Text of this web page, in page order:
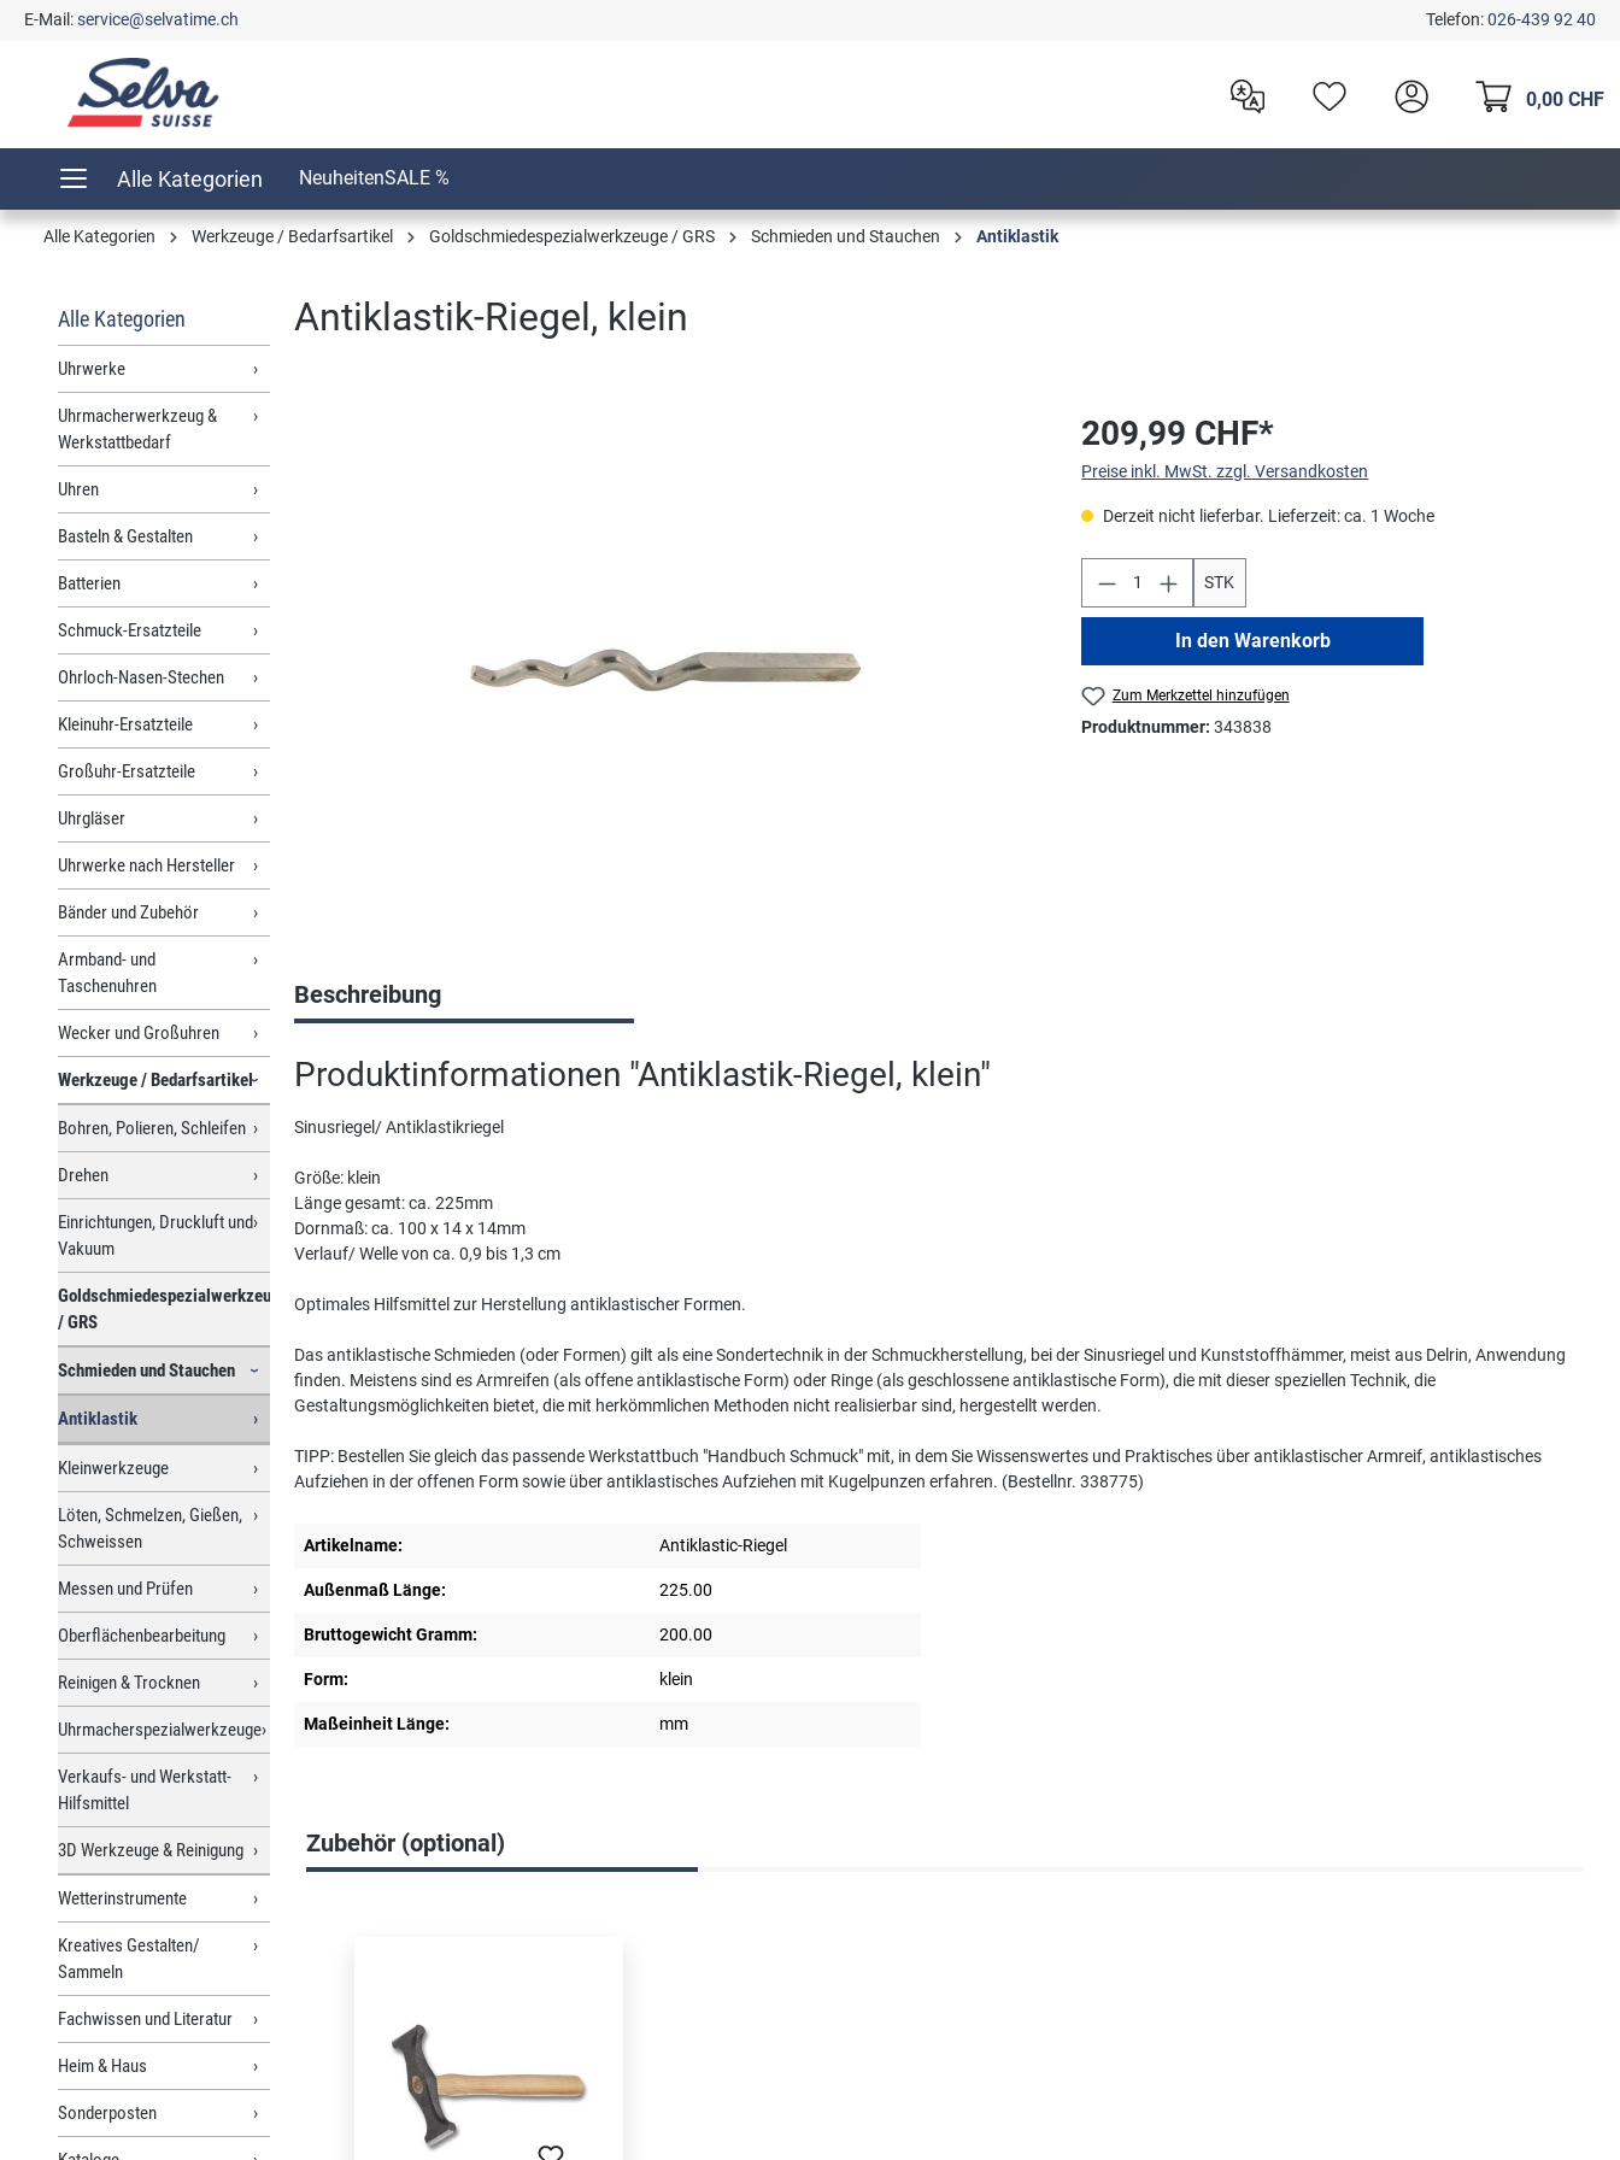
Zur Hauptnavigation springen
E-Mail:service@selvatime.ch Telefon:026-439 92 40
0,00 CHF
Alle Kategorien NeuheitenSALE %
Alle Kategorien Werkzeuge / Bedarfsartikel Goldschmiedespezialwerkzeuge / GRS Schmieden und Stauchen Antiklastik
Alle Kategorien
Uhrwerke
Uhrmacherwerkzeug &
Werkstattbedarf
Uhren
Basteln & Gestalten
Batterien
Schmuck-Ersatzteile
Ohrloch-Nasen-Stechen
Kleinuhr-Ersatzteile
Großuhr-Ersatzteile
Uhrgläser
Uhrwerke nach Hersteller
Bänder und Zubehör
Armband- und
Taschenuhren
Wecker und Großuhren
Werkzeuge / Bedarfsartikel
Bohren, Polieren, Schleifen
Drehen
Einrichtungen, Druckluft und
Vakuum
Goldschmiedespezialwerkzeuge
/ GRS
Schmieden und Stauchen
Antiklastik
Kleinwerkzeuge
Löten, Schmelzen, Gießen,
Schweissen
Messen und Prüfen
Oberflächenbearbeitung
Reinigen & Trocknen
Uhrmacherspezialwerkzeuge
Verkaufs- und Werkstatt-
Hilfsmittel
3D Werkzeuge & Reinigung
Wetterinstrumente
Kreatives Gestalten/
Sammeln
Fachwissen und Literatur
Heim & Haus
Sonderposten
Antiklastik-Riegel, klein
209,99 CHF*
Preise inkl. MwSt. zzgl. Versandkosten
Derzeit nicht lieferbar. Lieferzeit: ca. 1 Woche
STK
In den Warenkorb
Zum Merkzettel hinzufügen
Produktnummer:343838
Beschreibung
Produktinformationen "Antiklastik-Riegel, klein"
Sinusriegel/ Antiklastikriegel
Größe: klein
Länge gesamt: ca. 225mm
Dornmaß: ca. 100 x 14 x 14mm
Verlauf/ Welle von ca. 0,9 bis 1,3 cm
Optimales Hilfsmittel zur Herstellung antiklastischer Formen.
Das antiklastische Schmieden (oder Formen) gilt als eine Sondertechnik in der Schmuckherstellung, bei der Sinusriegel und Kunststoffhämmer, meist aus Delrin, Anwendung
finden. Meistens sind es Armreifen (als offene antiklastische Form) oder Ringe (als geschlossene antiklastische Form), die mit dieser speziellen Technik, die
Gestaltungsmöglichkeiten bietet, die mit herkömmlichen Methoden nicht realisierbar sind, hergestellt werden.
TIPP: Bestellen Sie gleich das passende Werkstattbuch "Handbuch Schmuck" mit, in dem Sie Wissenswertes und Praktisches über antiklastischer Armreif, antiklastisches
Aufziehen in der offenen Form sowie über antiklastisches Aufziehen mit Kugelpunzen erfahren. (Bestellnr. 338775)
Artikelname: Antiklastic-Riegel
Außenmaß Länge: 225.00
Bruttogewicht Gramm: 200.00
Form: klein
Maßeinheit Länge: mm
Zubehör (optional)